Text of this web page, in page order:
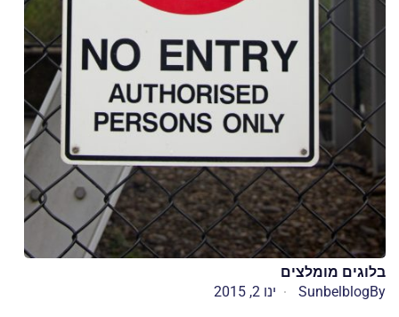
בלוגים מומלצים
By
Sunbelblog ינו 2, 2015